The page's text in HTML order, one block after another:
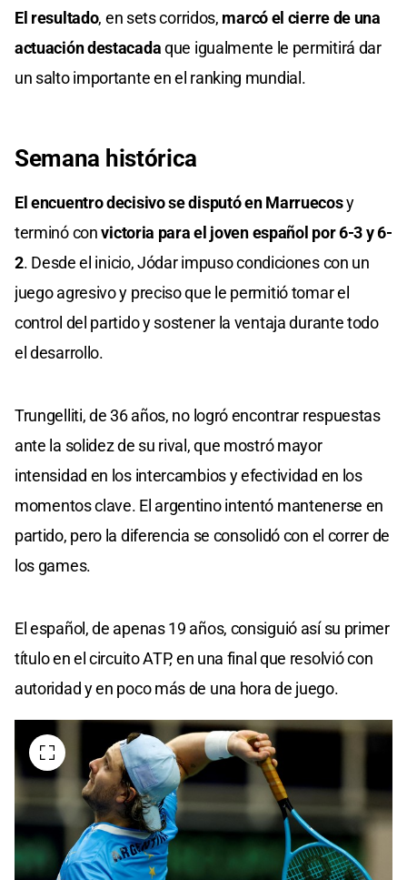
El resultado, en sets corridos, marcó el cierre de una
actuación destacadaque igualmente le permitirá dar
un salto importante en el ranking mundial.
Semana histórica
El encuentro decisivo se disputó en Marruecosy
terminó convictoria para el joven español por 6-3 y 6-
2. Desde el inicio, Jódar impuso condiciones con un
juego agresivo y preciso que le permitió tomar el
control del partido y sostener la ventaja durante todo
el desarrollo.
Trungelliti, de 36 años, no logró encontrar respuestas
ante la solidez de su rival, que mostró mayor
intensidad en los intercambios y efectividad en los
momentos clave. El argentino intentó mantenerse en
partido, pero la diferencia se consolidó con el correr de
los games.
El español, de apenas 19 años, consiguió así su primer
título en el circuito ATP, en una final que resolvió con
autoridad y en poco más de una hora de juego.